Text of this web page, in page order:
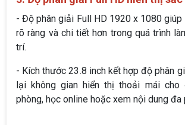
- Độ phân giải Full HD 1920 x 1080 giúp
rõ ràng và chi tiết hơn trong quá trình
trí.
- Kích thước 23.8 inch kết hợp độ phân
lại không gian hiển thị thoải mái
phòng, học online hoặc xem nội dung đa